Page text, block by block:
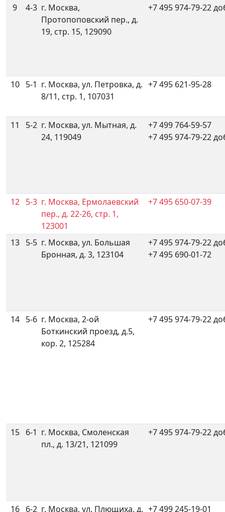
9 4-3 г. Москва,
Протопоповский пер., д.
19, стр. 15, 129090
+7 495 974-79-22
10 5-1 г. Москва, ул. Петровка, д.
8/11, стр. 1, 107031
+7 495 621-95-28
11 5-2 г. Москва, ул. Мытная, д.
24, 119049
+7 499 764-59-57
+7 495 974-79-22
12 5-3 г. Москва, Ермолаевский
пер., д. 22-26, стр. 1,
123001
+7 495 650-07-39
13 5-5 г. Москва, ул. Большая
Бронная, д. 3, 123104
+7 495 974-79-22
+7 495 690-01-72
14 5-6 г. Москва, 2-ой
Боткинский проезд, д.5,
кор. 2, 125284
+7 495 974-79-22
15 6-1 г. Москва, Смоленская
пл., д. 13/21, 121099
+7 495 974-79-22
16 6-2 г. Москва, ул. Плющиха, д. +7 499 245-19-01